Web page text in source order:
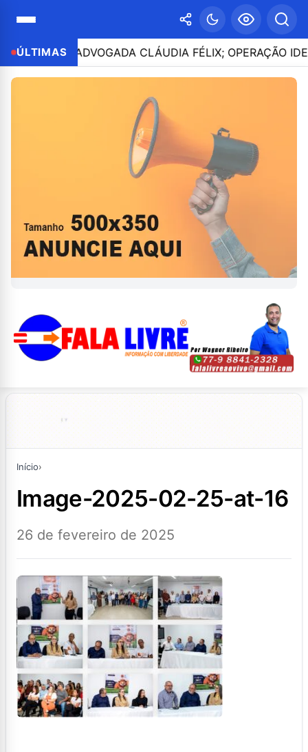
ÚLTIMAS
DA ADVOGADA CLÁUDIA FÉLIX; OPERAÇÃO
Início›
image-2025-02-25-at-16
26 de fevereiro de 2025